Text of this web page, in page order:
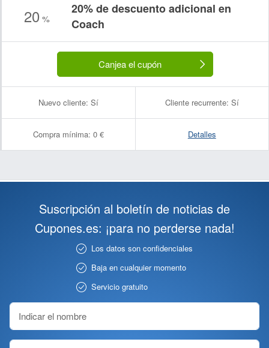
20 %
20% de descuento adicional en
Coach
Canjea el cupón
Nuevo cliente: Sí Cliente recurrente: Sí
Compra mínima: 0 € Detalles
Suscripción al boletín de noticias de
Cupones.es: ¡para no perderse nada!
Los datos son confidenciales
Baja en cualquier momento
Servicio gratuito